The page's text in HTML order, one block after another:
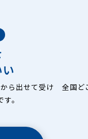
ら出せて受け
。
全国ど